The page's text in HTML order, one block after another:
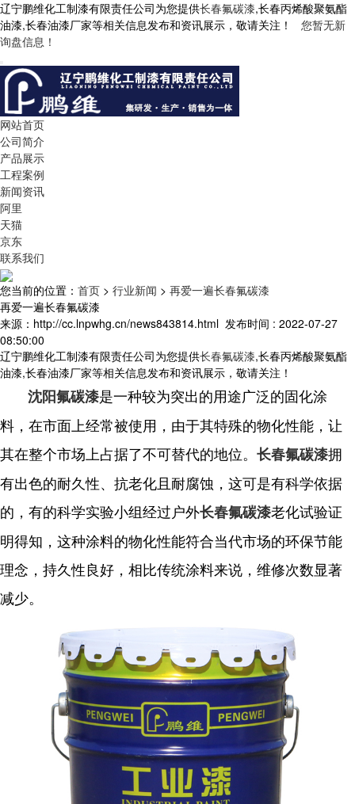
辽宁鹏维化工制漆有限责任公司为您提供长春氟碳漆,长春丙烯酸聚氨酯
油漆,长春油漆厂家等相关信息发布和资讯展示，敬请关注！ 您暂无新
询盘信息！
网站首页
公司简介
产品展示
工程案例
新闻资讯
阿里
天猫
京东
联系我们
您当前的位置： 首页 > 行业新闻 > 再爱一遍长春氟碳漆
再爱一遍长春氟碳漆
来源：http://cc.lnpwhg.cn/news843814.html 发布时间 : 2022-07-27
08:50:00
辽宁鹏维化工制漆有限责任公司为您提供长春氟碳漆,长春丙烯酸聚氨酯
油漆,长春油漆厂家等相关信息发布和资讯展示，敬请关注！
沈阳氟碳漆是一种较为突出的用途广泛的固化涂
料，在市面上经常被使用，由于其特殊的物化性能，让
其在整个市场上占据了不可替代的地位。 长春氟碳漆拥
有出色的耐久性、抗老化且耐腐蚀，这可是有科学依据
的，有的科学实验小组经过户外长春氟碳漆老化试验证
明得知，这种涂料的物化性能符合当代市场的环保节能
理念，持久性良好，相比传统涂料来说，维修次数显著
减少。